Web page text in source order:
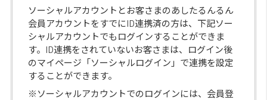
ソーシャルアカウントとお客さまのあしたるんるん
会員アカウントをすでにID連携済の方は、下記ソー
シャルアカウントでもログインすることができま
す。ID連携をされていないお客さまは、ログイン後
のマイページ「ソーシャルログイン」で連携を設定
することができます。
※ソーシャルアカウントでのログインには、会員登